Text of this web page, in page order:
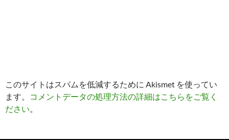
このサイトはスパムを低減するために Akismet を使ってい
ます。
コメントデータの処理方法の詳細はこちらをご覧く
ださい。